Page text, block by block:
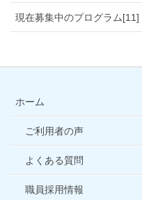
現在募集中のプログラム[11]
ホーム
ご利用者の声
よくある質問
職員採用情報